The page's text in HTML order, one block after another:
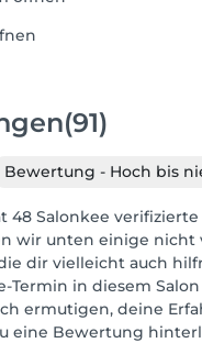
(91)
Bewertung - Hoch bis
48 Salonkee
wir unten einige nicht
dir vielleicht auch
Termin in diesem
ermutigen, deine
eine Bewertung